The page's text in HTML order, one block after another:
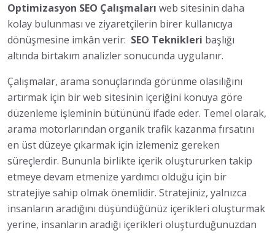
Optimizasyon SEO Çalışmaları web sitesinin daha
kolay bulunması ve ziyaretçilerin birer kullanıcıya
dönüşmesine imkân verir: SEO Teknikleri başlığı
altında birtakım analizler sonucunda uygulanır.
Çalışmalar, arama sonuçlarında görünme olasılığını
artırmak için bir web sitesinin içeriğini konuya göre
düzenleme işleminin bütününü ifade eder. Temel olarak,
arama motorlarından organik trafik kazanma fırsatını
en üst düzeye çıkarmak için izlemeniz gereken
süreçlerdir. Bununla birlikte içerik oluştururken takip
etmeye devam etmenize yardımcı olduğu için bir
stratejiye sahip olmak önemlidir. Stratejiniz, yalnızca
insanların aradığını düşündüğünüz içerikleri oluşturmak
yerine, insanların aradığı içerikleri oluşturduğunuzdan